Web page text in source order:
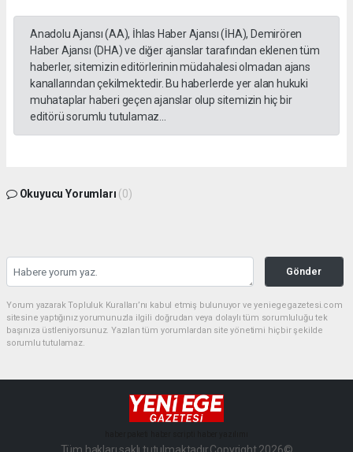
Anadolu Ajansı (AA), İhlas Haber Ajansı (İHA), Demirören
Haber Ajansı (DHA) ve diğer ajanslar tarafından eklenen tüm
haberler, sitemizin editörlerinin müdahalesi olmadan ajans
kanallarından çekilmektedir. Bu haberlerde yer alan hukuki
muhataplar haberi geçen ajanslar olup sitemizin hiç bir
editörü sorumlu tutulamaz...
Okuyucu Yorumları (0)
Gönder
Yorum yazarak Topluluk Kuralları’nı kabul etmiş bulunuyor ve yeniegegazetesi.com
sitesine yaptığınız yorumunuzla ilgili doğrudan veya dolaylı tüm sorumluluğu tek
başınıza üstleniyorsunuz. Yazılan tüm yorumlardan site yönetimi hiçbir şekilde
sorumlu tutulamaz.